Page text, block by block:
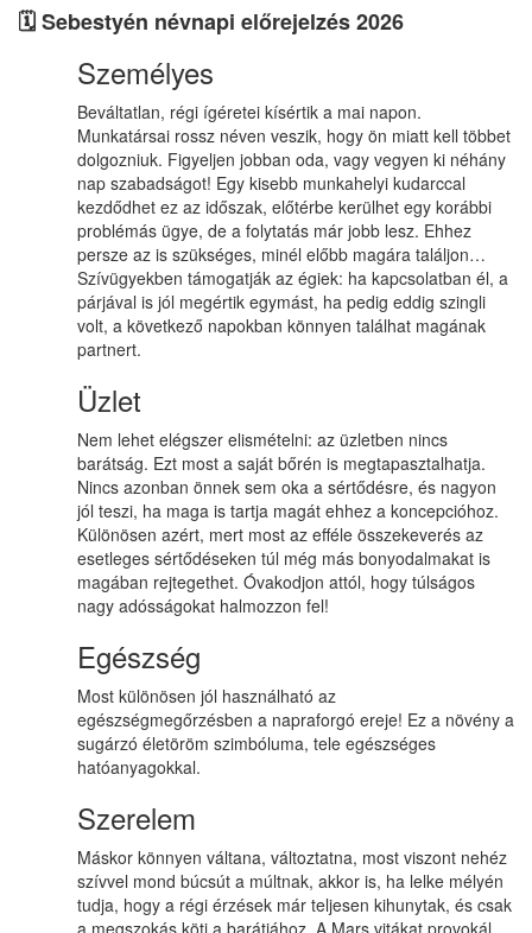
🗓️ Sebestyén névnapi előrejelzés 2026
Személyes
Beváltatlan, régi ígéretei kísértik a mai napon.
Munkatársai rossz néven veszik, hogy ön miatt kell többet
dolgozniuk. Figyeljen jobban oda, vagy vegyen ki néhány
nap szabadságot! Egy kisebb munkahelyi kudarccal
kezdődhet ez az időszak, előtérbe kerülhet egy korábbi
problémás ügye, de a folytatás már jobb lesz. Ehhez
persze az is szükséges, minél előbb magára találjon…
Szívügyekben támogatják az égiek: ha kapcsolatban él, a
párjával is jól megértik egymást, ha pedig eddig szingli
volt, a következő napokban könnyen találhat magának
partnert.
Üzlet
Nem lehet elégszer elismételni: az üzletben nincs
barátság. Ezt most a saját bőrén is megtapasztalhatja.
Nincs azonban önnek sem oka a sértődésre, és nagyon
jól teszi, ha maga is tartja magát ehhez a koncepcióhoz.
Különösen azért, mert most az efféle összekeverés az
esetleges sértődéseken túl még más bonyodalmakat is
magában rejtegethet. Óvakodjon attól, hogy túlságos
nagy adósságokat halmozzon fel!
Egészség
Most különösen jól használható az
egészségmegőrzésben a napraforgó ereje! Ez a növény a
sugárzó életöröm szimbóluma, tele egészséges
hatóanyagokkal.
Szerelem
Máskor könnyen váltana, változtatna, most viszont nehéz
szívvel mond búcsút a múltnak, akkor is, ha lelke mélyén
tudja, hogy a régi érzések már teljesen kihunytak, és csak
a megszokás köti a barátjához. A Mars vitákat provokál,